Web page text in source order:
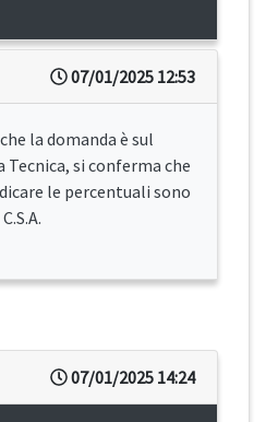
07/01/2025 12:53
la domanda è sul
si conferma che
le percentuali sono
07/01/2025 14:24